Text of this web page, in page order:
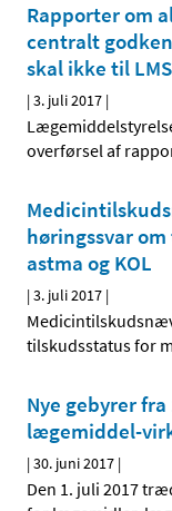
Rapporter om
centralt
skal ikke til
|3. juli 2017 |
overførsel af
høringssvar
astma og KOL
|3. juli 2017 |
tilskudsstatus for
Nye gebyrer
lægemiddel-
|30. juni 2017 |
Den 1. juli 2017